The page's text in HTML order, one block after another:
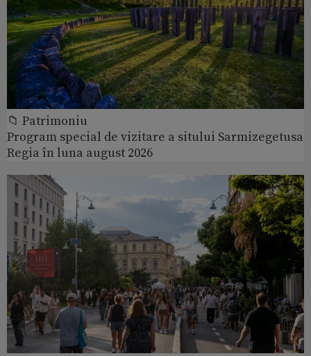
📁 Patrimoniu
Program special de vizitare a sitului Sarmizegetusa
Regia în luna august 2026